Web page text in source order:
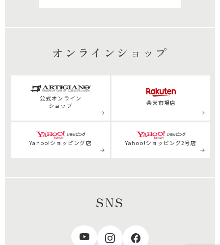
オンラインショップ
公式オンライン
ショップ
楽天市場店
Yahoo!ショッピング店 Yahoo!ショッピング2号店
SNS